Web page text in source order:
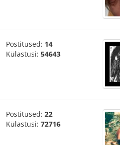
Postitused: 14
Külastusi: 54643
Postitused: 22
Külastusi: 72716